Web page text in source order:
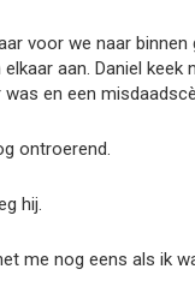
voor we naar binnen
aan. Daniel keek
en een
ontroerend.
hij.
me nog eens als ik